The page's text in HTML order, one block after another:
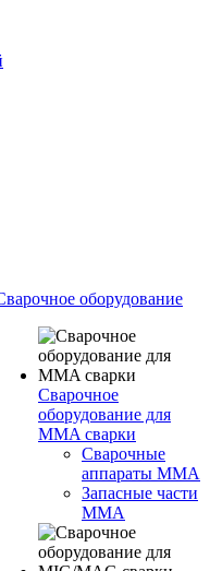
оборудование
Сварочное
оборудование для
MMA сварки
Сварочные
аппараты MMA
Запасные части
MMA